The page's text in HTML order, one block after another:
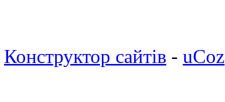
Конструктор сайтів - uCoz